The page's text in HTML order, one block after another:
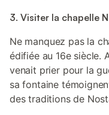
3. Visiter la chapelle
Ne manquez pas la
édifiée au 16e siècle.
venait prier pour la
sa fontaine
des traditions de